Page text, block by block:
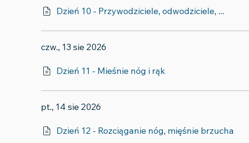
Dzień 10 - Przywodziciele, odwodziciele, ...
czw., 13 sie 2026
Dzień 11 - Mieśnie nóg i rąk
pt., 14 sie 2026
Dzień 12 - Rozciąganie nóg, mięśnie brzucha